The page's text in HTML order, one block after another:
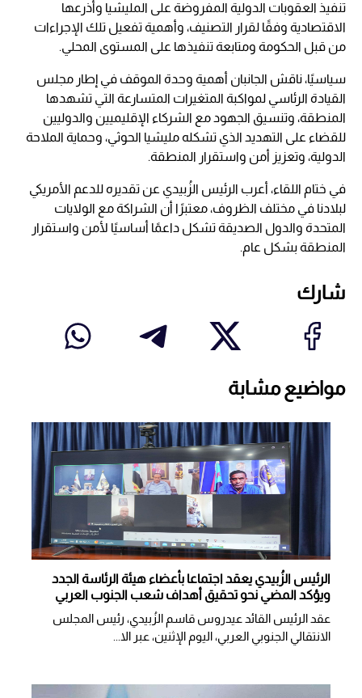
تنفيذ العقوبات الدولية المفروضة على المليشيا وأذرعها
الاقتصادية وفقًا لقرار التصنيف، وأهمية تفعيل تلك الإجراءات
من قبل الحكومة ومتابعة تنفيذها على المستوى المحلي.
سياسيًا، ناقش الجانبان أهمية وحدة الموقف في إطار مجلس
القيادة الرئاسي لمواكبة المتغيرات المتسارعة التي تشهدها
المنطقة، وتنسيق الجهود مع الشركاء الإقليميين والدوليين
للقضاء على التهديد الذي تشكله مليشيا الحوثي، وحماية الملاحة
الدولية، وتعزيز أمن واستقرار المنطقة.
في ختام اللقاء، أعرب الرئيس الزُبيدي عن تقديره للدعم الأمريكي
لبلادنا في مختلف الظروف، معتبرًا أن الشراكة مع الولايات
المتحدة والدول الصديقة تشكل داعمًا أساسيًا لأمن واستقرار
المنطقة بشكل عام.
شارك
مواضيع مشابة
الرئيس الزُبيدي يعقد اجتماعا بأعضاء هيئة الرئاسة الجدد
ويؤكد المضي نحو تحقيق أهداف شعب الجنوب العربي
عقد الرئيس القائد عيدروس قاسم الزُبيدي، رئيس المجلس
الانتقالي الجنوبي العربي، اليوم الإثنين، عبر الا...